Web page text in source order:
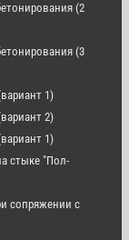
(2
(3
1)
2)
1)
стыке "Пол-
сопряжении с